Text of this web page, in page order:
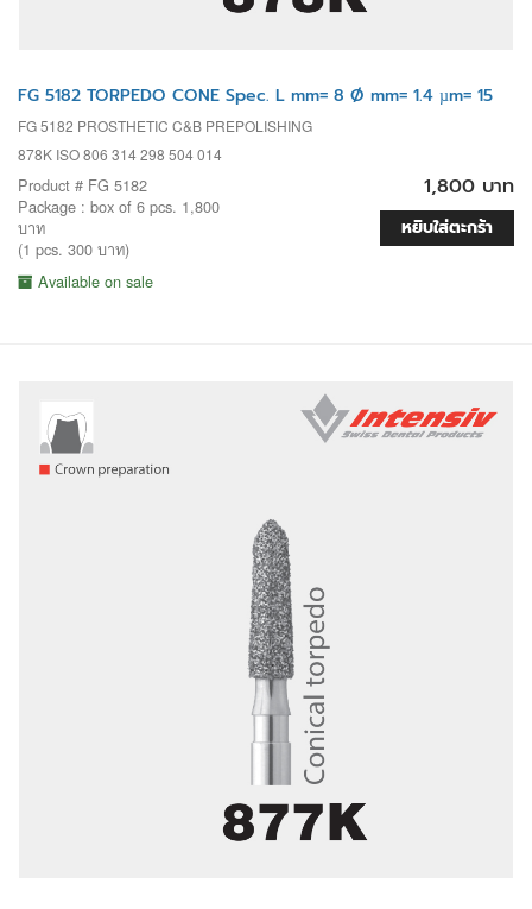
FG 5182 TORPEDO CONE Spec. L mm= 8 Ø mm= 1.4 µm= 15
FG 5182 PROSTHETIC C&B PREPOLISHING
878K ISO 806 314 298 504 014
Product # FG 5182
Package : box of 6 pcs. 1,800
บาท
(1 pcs. 300 บาท)
Available on sale
1,800 บาท
หยิบใส่ตะกร้า